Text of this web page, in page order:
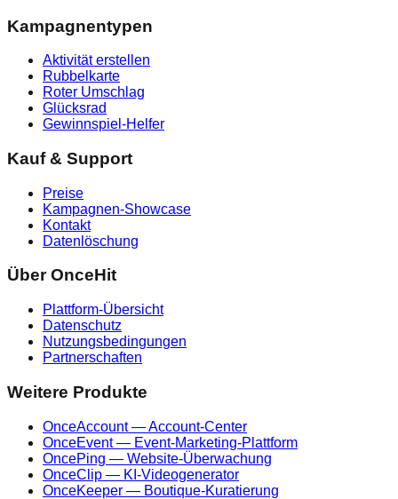
Kampagnentypen
Aktivität erstellen
Rubbelkarte
Roter Umschlag
Glücksrad
Gewinnspiel-Helfer
Kauf & Support
Preise
Kampagnen-Showcase
Kontakt
Datenlöschung
Über OnceHit
Plattform-Übersicht
Datenschutz
Nutzungsbedingungen
Partnerschaften
Weitere Produkte
OnceAccount — Account-Center
OnceEvent — Event-Marketing-Plattform
OncePing — Website-Überwachung
OnceClip — KI-Videogenerator
OnceKeeper — Boutique-Kuratierung